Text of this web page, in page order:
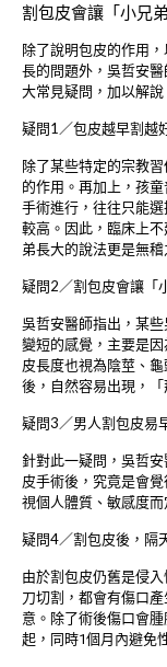
割包皮會讓「小兄
除了說明包皮的作用
長的問題外，吳哲安
大常見疑問，加以解說
疑問1／包皮越早割越
除了某些特定的宗教
的作用。再加上，孩
手術進行，往往只能
較高。因此，臨床上
弟長大的說法更是無稽
疑問2／割包皮會讓「
吳哲安醫師指出，某些
變短的感覺，主要是
皮長度也視為陰莖、
後，自然容易出現，
疑問3／男人割包皮易
針對此一疑問，吳哲
皮手術後，究竟是會
視個人體質、敏感度
疑問4／割包皮後，隔
由於割包皮仍舊是侵
刀切割，都會有傷口
意。除了術後傷口會
起，同時1個月內避免